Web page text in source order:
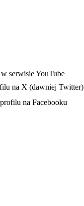
serwisie YouTube
na X (dawniej Twitter)
karcie na Facebooku